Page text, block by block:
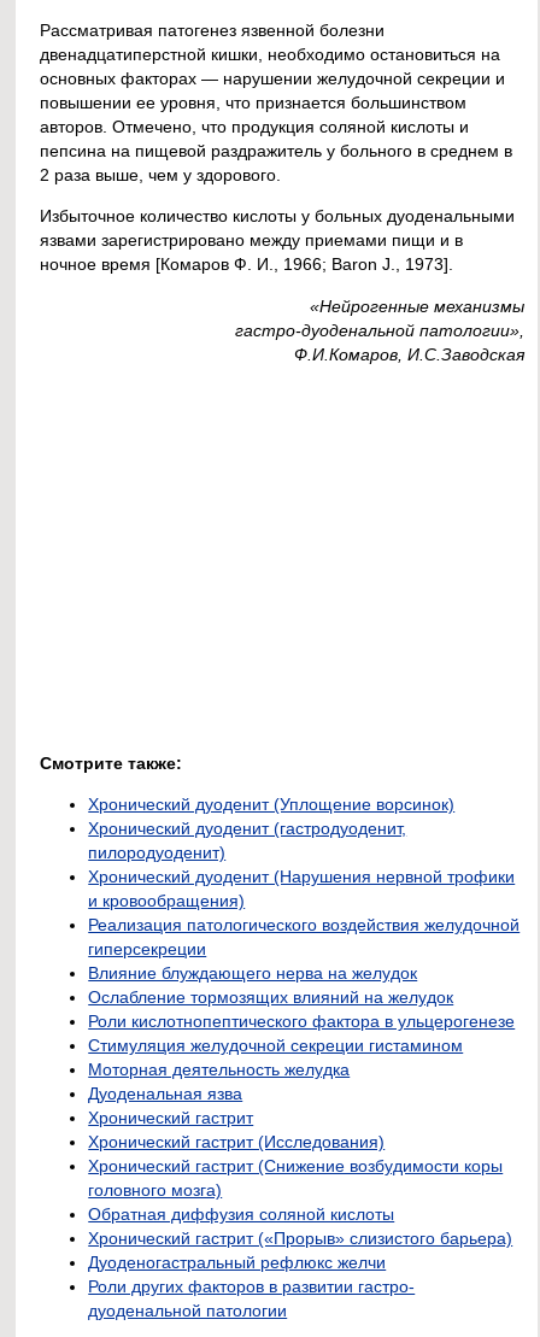
Рассматривая патогенез язвенной болезни
двенадцатиперстной кишки, необходимо остановиться на
основных факторах — нарушении желудочной секреции и
повышении ее уровня, что признается большинством
авторов. Отмечено, что продукция соляной кислоты и
пепсина на пищевой раздражитель у больного в среднем в
2 раза выше, чем у здорового.
Избыточное количество кислоты у больных дуоденальными
язвами зарегистрировано между приемами пищи и в
ночное время [Комаров Ф. И., 1966; Baron J., 1973].
«Нейрогенные механизмы
гастро-дуоденальной патологии»,
Ф.И.Комаров, И.С.Заводская
Смотрите также:
Хронический дуоденит (Уплощение ворсинок)
Хронический дуоденит (гастродуоденит,
пилородуоденит)
Хронический дуоденит (Нарушения нервной трофики
и кровообращения)
Реализация патологического воздействия желудочной
гиперсекреции
Влияние блуждающего нерва на желудок
Ослабление тормозящих влияний на желудок
Роли кислотнопептического фактора в ульцерогенезе
Стимуляция желудочной секреции гистамином
Моторная деятельность желудка
Дуоденальная язва
Хронический гастрит
Хронический гастрит (Исследования)
Хронический гастрит (Снижение возбудимости коры
головного мозга)
Обратная диффузия соляной кислоты
Хронический гастрит («Прорыв» слизистого барьера)
Дуоденогастральный рефлюкс желчи
Роли других факторов в развитии гастро-
дуоденальной патологии